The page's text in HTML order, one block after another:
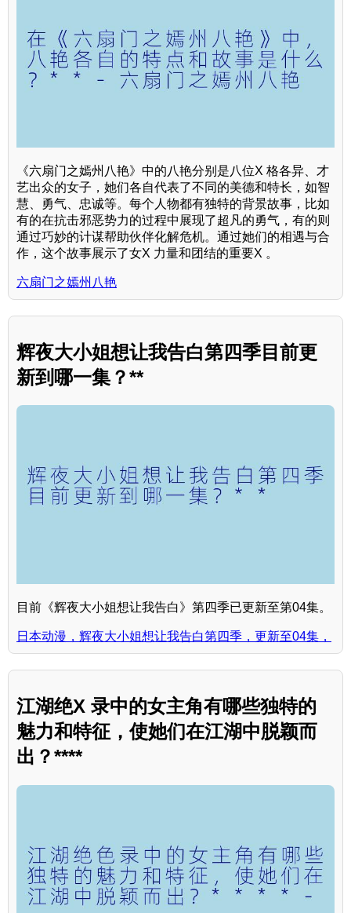
《六扇门之嫣州八艳》中的八艳分别是八位X 格各异、才
艺出众的女子，她们各自代表了不同的美德和特长，如智
慧、勇气、忠诚等。每个人物都有独特的背景故事，比如
有的在抗击邪恶势力的过程中展现了超凡的勇气，有的则
通过巧妙的计谋帮助伙伴化解危机。通过她们的相遇与合
作，这个故事展示了女X 力量和团结的重要X 。
六扇门之嫣州八艳
辉夜大小姐想让我告白第四季目前更
新到哪一集？**
目前《辉夜大小姐想让我告白》第四季已更新至第04集。
日本动漫，辉夜大小姐想让我告白第四季，更新至04集，
江湖绝X 录中的女主角有哪些独特的
魅力和特征，使她们在江湖中脱颖而
出？****